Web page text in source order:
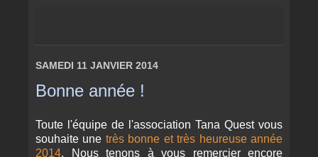
SAMEDI 11 JANVIER 2014
Bonne année !
Toute l'équipe de l'association Tana Quest vous
souhaite une très bonne et très heureuse année
2014. Nous tenons à vous remercier encore